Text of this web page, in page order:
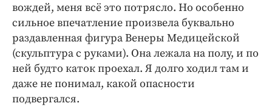
вождей, меня всё это потрясло. Но особенно
сильное впечатление произвела буквально
раздавленная фигура Венеры Медицейской
(скульптура с руками). Она лежала на полу, и по
ней будто каток проехал. Я долго ходил там и
даже не понимал, какой опасности
подвергался.